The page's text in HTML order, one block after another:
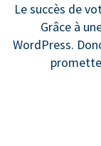
Le succès de
Grâce à
WordPress.